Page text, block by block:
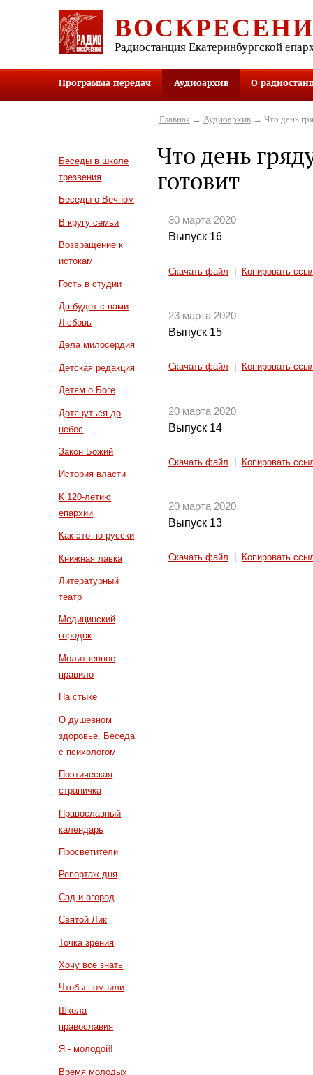
Радиостанция Екатеринбургской
Программа передач Аудиоархив О
Беседы в школе
трезвения
Беседы о Вечном
В кругу семьи
Возвращение к
истокам
Гость в студии
Да будет с вами
Любовь
Дела милосердия
Детская редакция
Детям о Боге
Дотянуться до
небес
Закон Божий
История власти
К 120-летию
епархии
Как это по-русски
Книжная лавка
Литературный
театр
Медицинский
городок
Молитвенное
правило
На стыке
О душевном
здоровье. Беседа
с психологом
Поэтическая
страничка
Православный
календарь
Просветители
Репортаж дня
Сад и огород
Святой Лик
Точка зрения
Хочу все знать
Чтобы помнили
Школа
православия
Я - молодой!
Время молодых
Главная→ Аудиоархив→ Что день
Что день
готовит
30 марта 2020
Выпуск 16
Скачать файл Копировать
23 марта 2020
Выпуск 15
Скачать файл Копировать
20 марта 2020
Выпуск 14
Скачать файл Копировать
20 марта 2020
Выпуск 13
Скачать файл Копировать